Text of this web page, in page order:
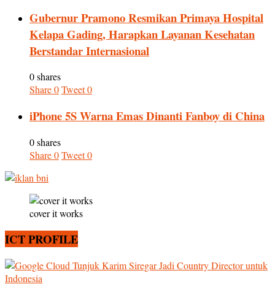
Gubernur Pramono Resmikan Primaya Hospital
Kelapa Gading, Harapkan Layanan Kesehatan
Berstandar Internasional
0 shares
Share0Tweet0
iPhone 5S Warna Emas Dinanti Fanboy di China
0 shares
Share0Tweet0
cover it works
ICT PROFILE